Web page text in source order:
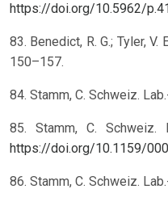
https://doi.org/10.5962/
83. Benedict, R. G.; Tyler,
150–157.
84. Stamm, C. Schweiz.
85. Stamm, C. Schweiz.
https://doi.org/10.1159/
86. Stamm, C. Schweiz.